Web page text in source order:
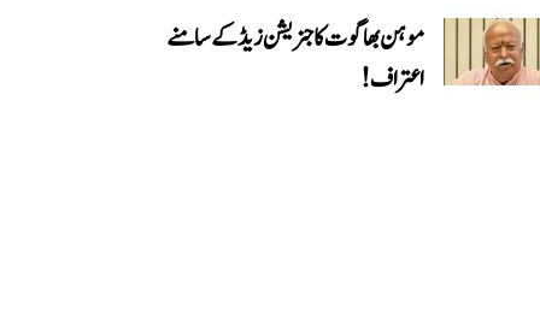
موہن بھاگوت کا جنریشن زیڈ کے سامنے
اعتراف!